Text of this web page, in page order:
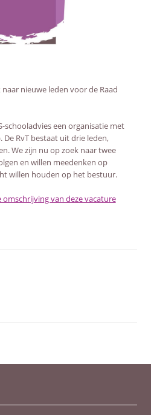
nieuwe leden voor de Raad
schooladvies een organisatie met
De RvT bestaat uit drie leden,
We zijn nu op zoek naar twee
en willen meedenken op
willen houden op het bestuur.
van deze vacature